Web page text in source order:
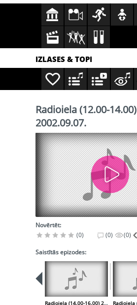
IZLASES & TOPI
Radioiela (12.00-14.00)
2002.09.07.
Novērtēt:
(0)
(0) (0)
Saistītās epizodes:
Radioiela (14.00-16.00) 2002.08.31.